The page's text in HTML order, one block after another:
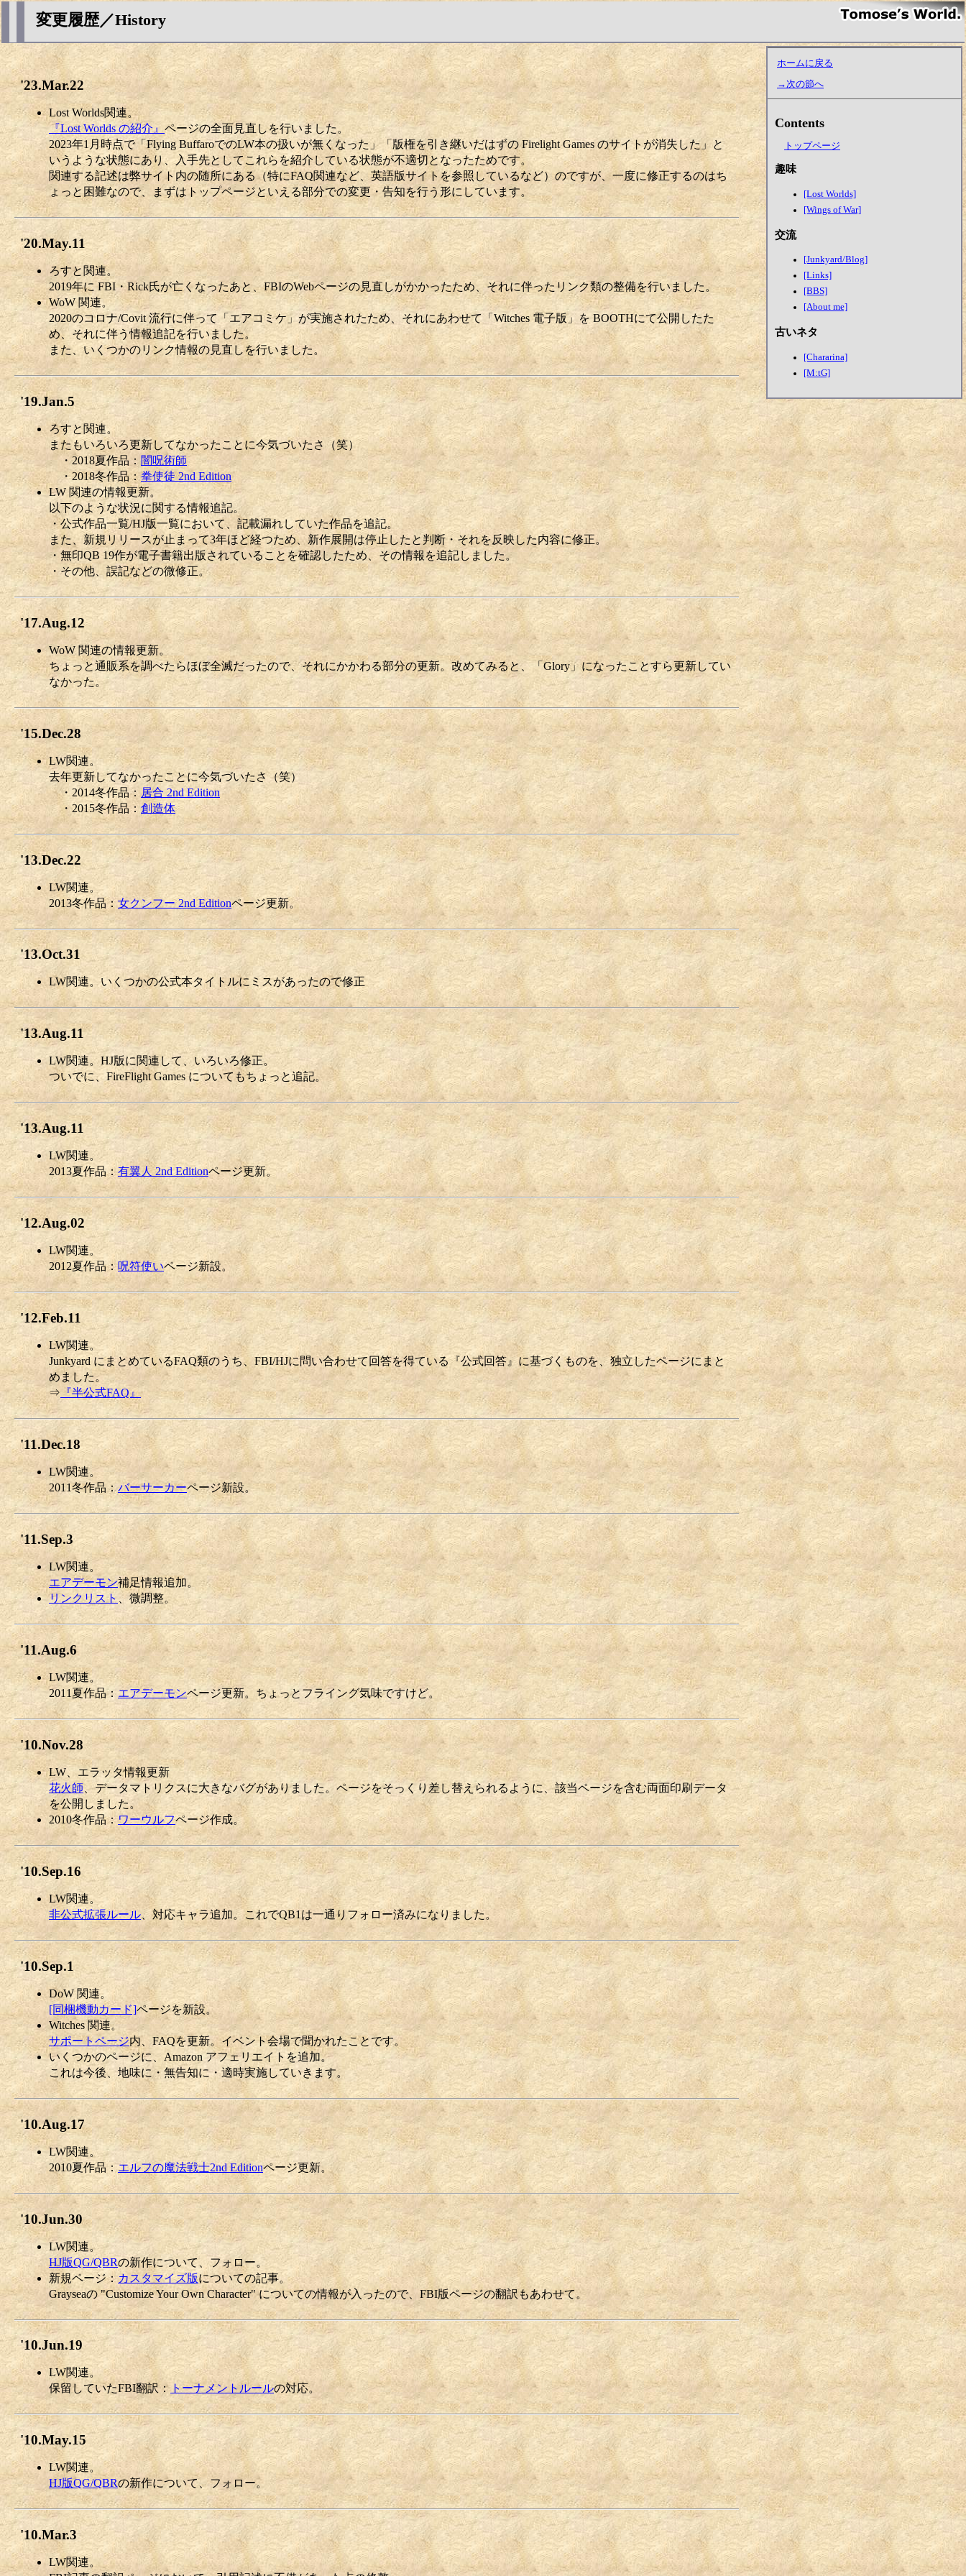
変更履歴／History
'23.Mar.22
Lost Worlds関連。
『Lost Worlds の紹介』 ページの全面見直しを行いました。
2023年1月時点で「Flying BuffaroでのLW本の扱いが無くなった」「版権を引き継いだはずの Firelight Games のサイトが消失した」と
いうような状態にあり、入手先としてこれらを紹介している状態が不適切となったためです。
関連する記述は弊サイト内の随所にある（特にFAQ関連など、英語版サイトを参照しているなど）のですが、一度に修正するのはち
ょっと困難なので、まずはトップページといえる部分での変更・告知を行う形にしています。
'20.May.11
ろすと関連。
2019年に FBI・Rick氏が亡くなったあと、FBIのWebページの見直しがかかったため、それに伴ったリンク類の整備を行いました。
WoW 関連。
2020のコロナ/Covit 流行に伴って「エアコミケ」が実施されたため、それにあわせて「Witches 電子版」を BOOTHにて公開したた
め、それに伴う情報追記を行いました。
また、いくつかのリンク情報の見直しを行いました。
'19.Jan.5
ろすと関連。
またもいろいろ更新してなかったことに今気づいたさ（笑）
・2018夏作品： 闇呪術師
・2018冬作品： 拳使徒 2nd Edition
LW 関連の情報更新。
以下のような状況に関する情報追記。
・公式作品一覧/HJ版一覧において、記載漏れしていた作品を追記。
また、新規リリースが止まって3年ほど経つため、新作展開は停止したと判断・それを反映した内容に修正。
・無印QB 19作が電子書籍出版されていることを確認したため、その情報を追記しました。
・その他、誤記などの微修正。
'17.Aug.12
WoW 関連の情報更新。
ちょっと通販系を調べたらほぼ全滅だったので、それにかかわる部分の更新。改めてみると、「Glory」になったことすら更新してい
なかった。
'15.Dec.28
LW関連。
去年更新してなかったことに今気づいたさ（笑）
・2014冬作品： 居合 2nd Edition
・2015冬作品： 創造体
'13.Dec.22
LW関連。
2013冬作品：女クンフー 2nd Editionページ更新。
'13.Oct.31
LW関連。いくつかの公式本タイトルにミスがあったので修正
'13.Aug.11
LW関連。HJ版に関連して、いろいろ修正。
ついでに、FireFlight Games についてもちょっと追記。
'13.Aug.11
LW関連。
2013夏作品： 有翼人 2nd Editionページ更新。
'12.Aug.02
LW関連。
2012夏作品： 呪符使いページ新設。
'12.Feb.11
LW関連。
Junkyard にまとめているFAQ類のうち、FBI/HJに問い合わせて回答を得ている『公式回答』に基づくものを、独立したページにまと
めました。
⇒ 『半公式FAQ』
'11.Dec.18
LW関連。
2011冬作品：バーサーカーページ新設。
'11.Sep.3
LW関連。
エアデーモン補足情報追加。
リンクリスト 、微調整。
'11.Aug.6
LW関連。
2011夏作品： エアデーモンページ更新。ちょっとフライング気味ですけど。
'10.Nov.28
LW、エラッタ情報更新
花火師、データマトリクスに大きなバグがありました。ページをそっくり差し替えられるように、該当ページを含む両面印刷データ
を公開しました。
2010冬作品： ワーウルフページ作成。
'10.Sep.16
LW関連。
非公式拡張ルール 、対応キャラ追加。これでQB1は一通りフォロー済みになりました。
'10.Sep.1
DoW 関連。
[同梱機動カード]ページを新設。
Witches 関連。
サポートページ内、FAQを更新。イベント会場で聞かれたことです。
いくつかのページに、Amazon アフェリエイトを追加。
これは今後、地味に・無告知に・適時実施していきます。
'10.Aug.17
LW関連。
2010夏作品：エルフの魔法戦士2nd Editionページ更新。
'10.Jun.30
LW関連。
HJ版QG/QBRの新作について、フォロー。
新規ページ： カスタマイズ版についての記事。
Grayseaの "Customize Your Own Character" についての情報が入ったので、FBI版ページの翻訳もあわせて。
'10.Jun.19
LW関連。
保留していたFBI翻訳： トーナメントルールの対応。
'10.May.15
LW関連。
HJ版QG/QBRの新作について、フォロー。
'10.Mar.3
LW関連。
ホームに戻る
→次の節へ
Contents
トップページ
趣味
[Lost Worlds]
[Wings of War]
交流
[Junkyard/Blog]
[Links]
[BBS]
[About me]
古いネタ
[Chararina]
[M:tG]